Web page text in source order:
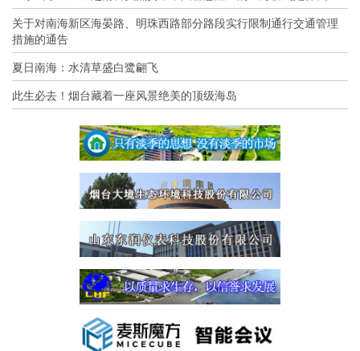
关于对南海新区海晏路、明珠西路部分路段实行限制通行交通管理
措施的通告
夏日南海：水清草盛白鹭翩飞
此生必去！烟台藏着一座风景绝美的顶级海岛